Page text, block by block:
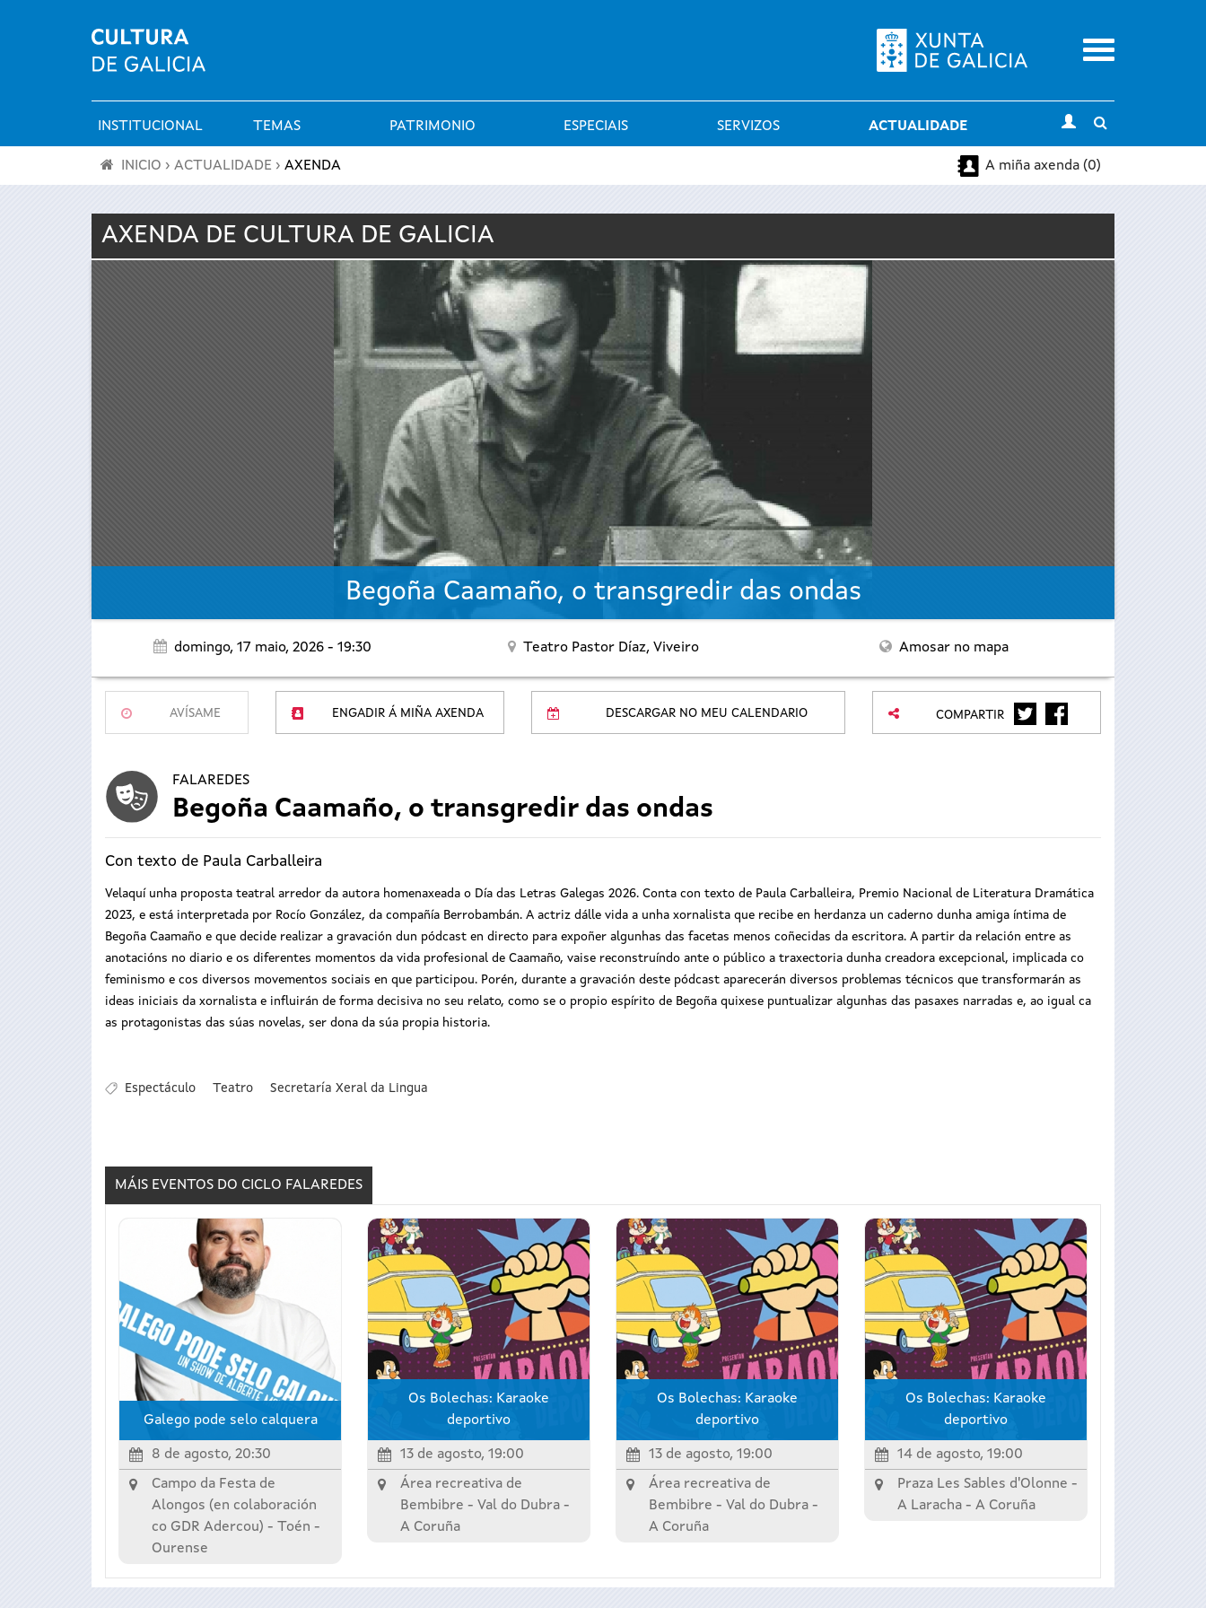
Menu
Menú
principal
INSTITUCIONAL TEMAS PATRIMONIO ESPECIAIS SERVIZOS ACTUALIDADE
search
está
INICIO › ACTUALIDADE › AXENDA A miña axenda (0)
AXENDA DE CULTURA DE GALICIA
Begoña Caamaño, o transgredir das ondas
domingo, 17 maio, 2026 - 19:30 Teatro Pastor Díaz, Viveiro Amosar no mapa
AVÍSAME ENGADIR Á MIÑA AXENDA DESCARGAR NO MEU CALENDARIO COMPARTIR TWITTERFACEBOOK
FALAREDES
Begoña Caamaño, o transgredir das ondas
Con texto de Paula Carballeira
Velaquí unha proposta teatral arredor da autora homenaxeada o Día das Letras Galegas 2026. Conta con texto de Paula Carballeira, Premio Nacional de Literatura Dramática
2023, e está interpretada por Rocío González, da compañía Berrobambán. A actriz dálle vida a unha xornalista que recibe en herdanza un caderno dunha amiga íntima de
Begoña Caamaño e que decide realizar a gravación dun pódcast en directo para expoñer algunhas das facetas menos coñecidas da escritora. A partir da relación entre as
anotacións no diario e os diferentes momentos da vida profesional de Caamaño, vaise reconstruíndo ante o público a traxectoria dunha creadora excepcional, implicada co
feminismo e cos diversos movementos sociais en que participou. Porén, durante a gravación deste pódcast aparecerán diversos problemas técnicos que transformarán as
ideas iniciais da xornalista e influirán de forma decisiva no seu relato, como se o propio espírito de Begoña quixese puntualizar algunhas das pasaxes narradas e, ao igual ca
as protagonistas das súas novelas, ser dona da súa propia historia.
Espectáculo Teatro Secretaría Xeral da Lingua
MÁIS EVENTOS DO CICLO FALAREDES
Galego pode selo calquera
8 de agosto, 20:30
Campo da Festa de
Alongos (en colaboración
co GDR Adercou) - Toén -
Ourense
Os Bolechas: Karaoke
deportivo
13 de agosto, 19:00
Área recreativa de
Bembibre - Val do Dubra -
A Coruña
Os Bolechas: Karaoke
deportivo
13 de agosto, 19:00
Área recreativa de
Bembibre - Val do Dubra -
A Coruña
Os Bolechas: Karaoke
deportivo
14 de agosto, 19:00
Praza Les Sables d'Olonne -
A Laracha - A Coruña